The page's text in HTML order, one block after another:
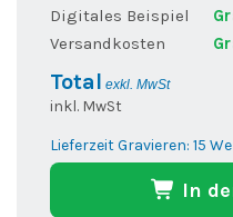
Digitales Beispiel
Versandkosten
Total exkl. MwSt
inkl. MwSt
Lieferzeit Gravieren: 15
In